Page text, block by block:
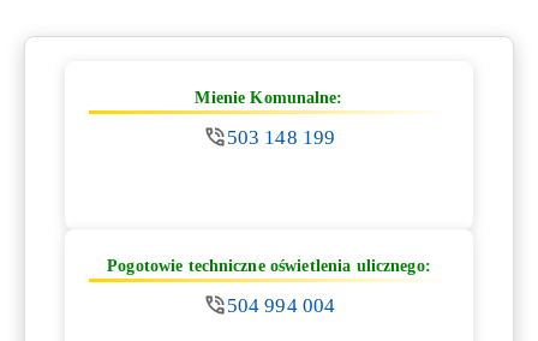
Mienie Komunalne:
503 148 199
Pogotowie techniczne oświetlenia ulicznego:
504 994 004